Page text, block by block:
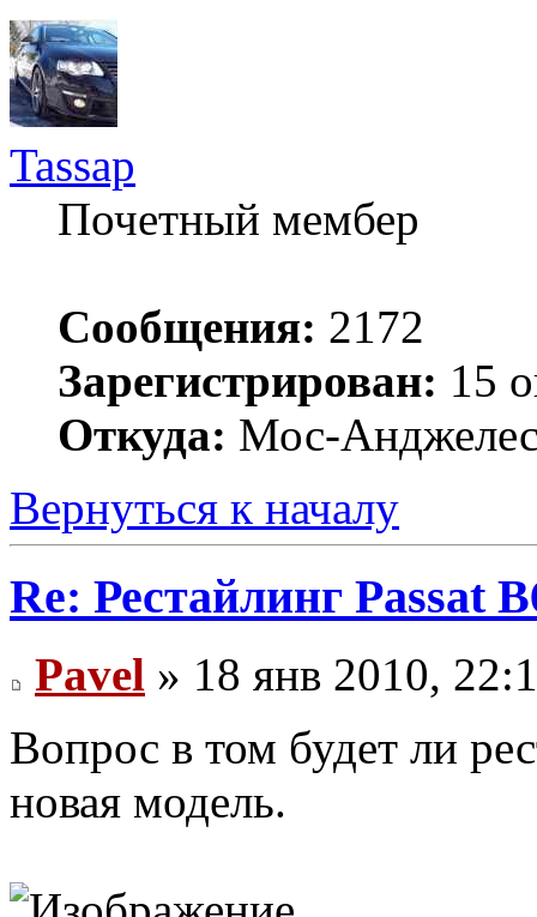
Tassap
Почетный мембер
Сообщения: 2172
Зарегистрирован: 15
Откуда: Мос-
Вернуться к началу
Re: Рестайлинг Passat
Pavel » 18 янв 2010,
Вопрос в том будет ли
новая модель.